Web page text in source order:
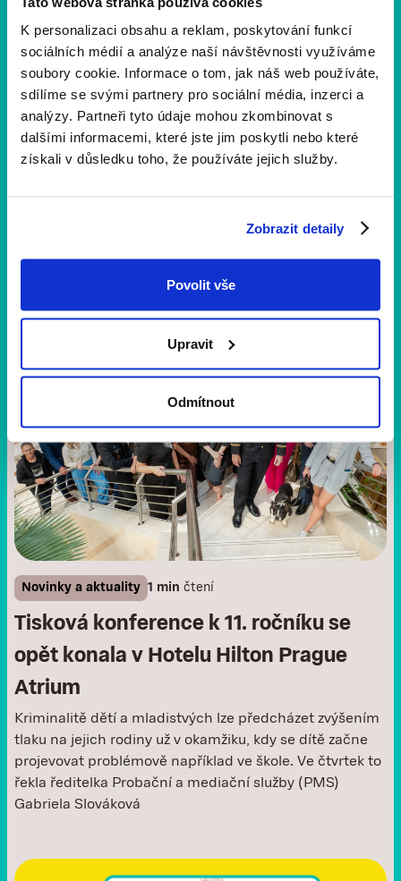
K personalizaci obsahu a reklam, poskytování funkcí
sociálních médií a analýze naší návštěvnosti využíváme
soubory cookie. Informace o tom, jak náš web používáte,
sdílíme se svými partnery pro sociální média, inzerci a
analýzy. Partneři tyto údaje mohou zkombinovat s
dalšími informacemi, které jste jim poskytli nebo které
získali v důsledku toho, že používáte jejich služby.
Zobrazit detaily
Povolit vše
Upravit
Odmítnout
1 min čtení
Děkujeme, že jste běželi s námi
11. ročník je za námi a my vám chceme vzkázat jen
Novinky a aktuality 1 min čtení
Tisková konference k 11. ročníku se
opět konala v Hotelu Hilton Prague
Atrium
Kriminalitě dětí a mladistvých lze předcházet zvýšením
tlaku na jejich rodiny už v okamžiku, kdy se dítě začne
projevovat problémově například ve škole. Ve čtvrtek to
řekla ředitelka Probační a mediační služby (PMS)
Gabriela Slováková